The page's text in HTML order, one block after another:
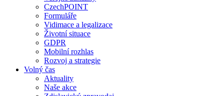
CzechPOINT
Formuláře
Vidimace a legalizace
Životní situace
GDPR
Mobilní rozhlas
Rozvoj a strategie
Volný čas
Aktuality
Naše akce